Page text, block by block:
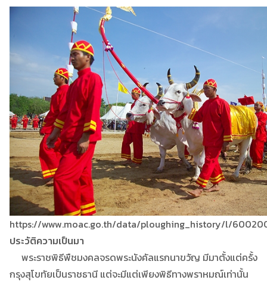
https://www.moac.go.th/data/ploughing_history/l/
ประวัติความเป็นมา
พระราชพิธีพืชมงคลจรดพระนังคัลแรกนาขวัญ มีมาตั้งแต่ครั้ง
กรุงสุโขทัยเป็นราชธานี แต่จะมีแต่เพียงพิธีทางพราหมณ์เท่านั้น